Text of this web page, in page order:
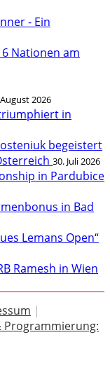
- Ein
Nationen am
2026
in
begeistert
30. Juli 2026
in Pardubice
in Bad
Lemans Open“
Ramesh in Wien
|
Programmierung: